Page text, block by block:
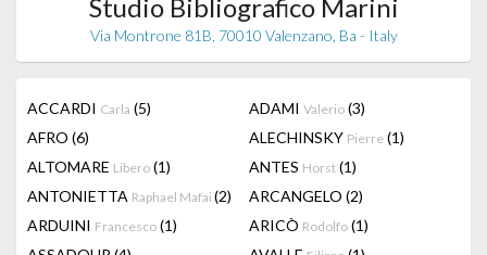
Studio Bibliografico Marini
Via Montrone 81B, 70010 Valenzano, Ba - Italy
ACCARDI Carla (5) ADAMI Valerio (3)
AFRO (6) ALECHINSKY Pierre (1)
ALTOMARE Libero (1) ANTES Horst (1)
ANTONIETTA Raphael Mafai (2) ARCANGELO (2)
ARDUINI Francesco (1) ARICÒ Rodolfo (1)